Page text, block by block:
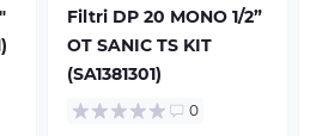
Filtri DP 20 MONO 1/2”
OT SANIC TS KIT
(SA1381301)
0